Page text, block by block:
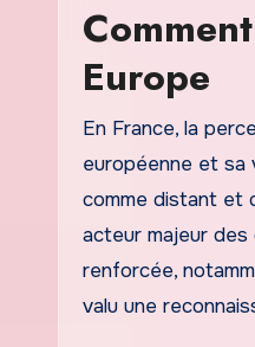
Europe
En France, la
européenne et sa
comme distant et
acteur majeur des
renforcée,
valu une